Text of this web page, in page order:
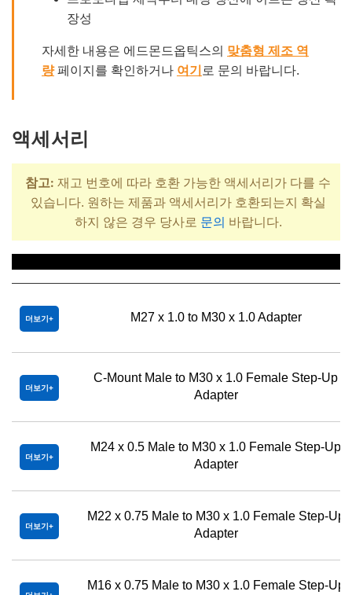
장성
자세한 내용은 에드몬드옵틱스의 맞춤형 제조 역
량페이지를 확인하거나 여기 로 문의 바랍니다.
액세서리
참고: 재고 번호에 따라 호환 가능한 액세서리가 다를 수
있습니다. 원하는 제품과 액세서리가 호환되는지 확실
하지 않은 경우 당사로 문의 바랍니다.
더보기 M27 x 1.0 to M30 x 1.0 Adapter
더보기
C-Mount Male to M30 x 1.0 Female Step-Up
Adapter
더보기
M24 x 0.5 Male to M30 x 1.0 Female Step-Up
Adapter
더보기
M22 x 0.75 Male to M30 x 1.0 Female Step-Up
Adapter
M16 x 0.75 Male to M30 x 1.0 Female Step-Up